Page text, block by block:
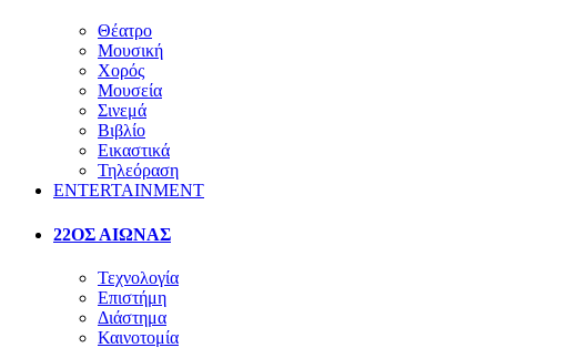
Θέατρο
Μουσική
Χορός
Μουσεία
Σινεμά
Βιβλίο
Εικαστικά
Τηλεόραση
ENTERTAINMENT
22ΟΣ ΑΙΩΝΑΣ
Τεχνολογία
Επιστήμη
Διάστημα
Καινοτομία